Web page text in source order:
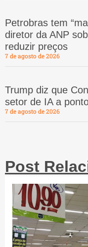
Petrobras tem
diretor da ANP
reduzir preços
7 de agosto de 2026
Trump diz que
setor de IA a
7 de agosto de 2026
Post